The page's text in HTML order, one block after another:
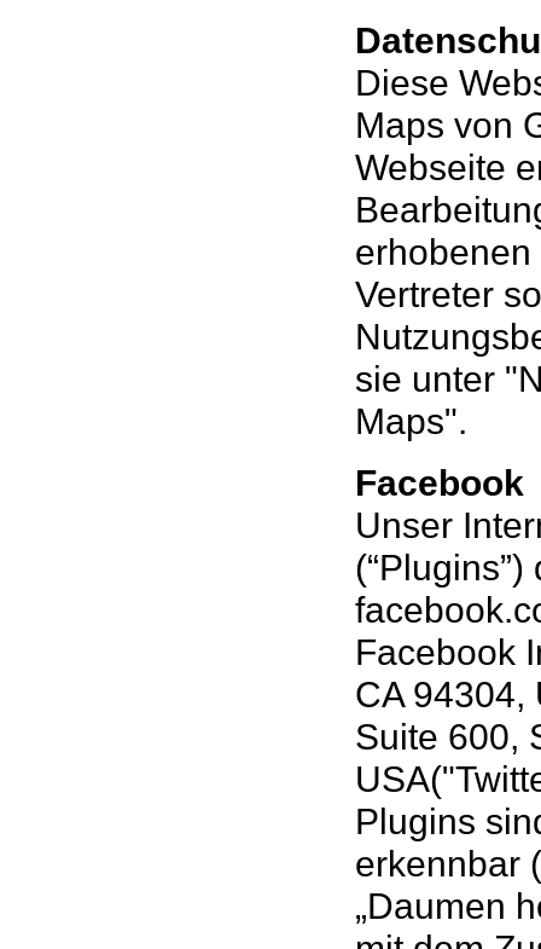
Diese
Maps von
Webseite
Vertreter
sie unter
Maps".
Facebook
Unser
Facebook
CA 94304,
Suite 600,
Plugins
erkennbar
„Daumen